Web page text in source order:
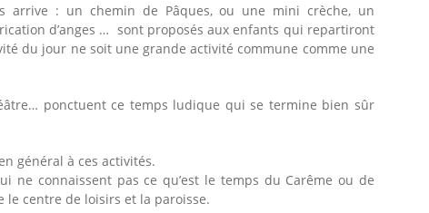
arrive : un chemin de Pâques, ou une mini crèche, un
d’anges … sont proposés aux enfants qui repartiront
du jour ne soit une grande activité commune comme une
ponctuent ce temps ludique qui se termine bien sûr
général à ces activités.
ne connaissent pas ce qu’est le temps du Carême ou de
le centre de loisirs et la paroisse.